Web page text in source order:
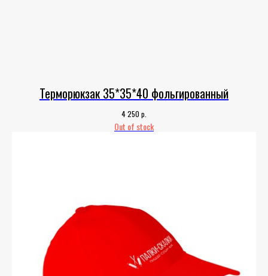
Терморюкзак 35*35*40 фольгированный
4 250 р.
Out of stock